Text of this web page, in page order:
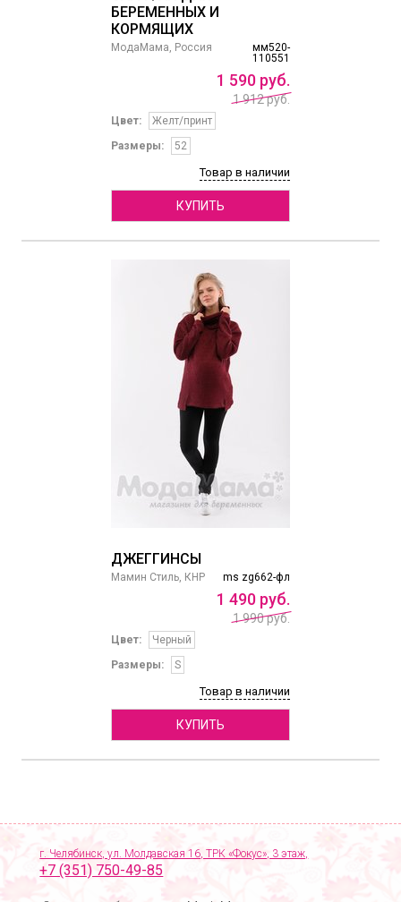
БЕРЕМЕННЫХ И
КОРМЯЩИХ
мм520-
110551
МодаМама, Россия
1 590 руб.
1 912 руб.
Цвет:
Желт/принт
Размеры:
52
Товар в наличии
КУПИТЬ
ДЖЕГГИНСЫ
ms zg662-фл
Мамин Стиль, КНР
1 490 руб.
1 990 руб.
Цвет:
Черный
Размеры:
S
Товар в наличии
КУПИТЬ
г. Челябинск, ул. Молдавская 16, ТРК «Фокус», 3 этаж,
+7 (351) 750-49-85